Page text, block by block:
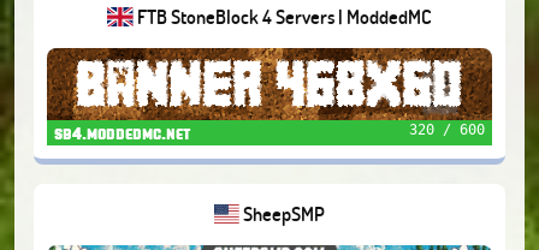
FTB StoneBlock 4 Servers | ModdedMC
sb4.moddedmc.net 320 / 600
SheepSMP